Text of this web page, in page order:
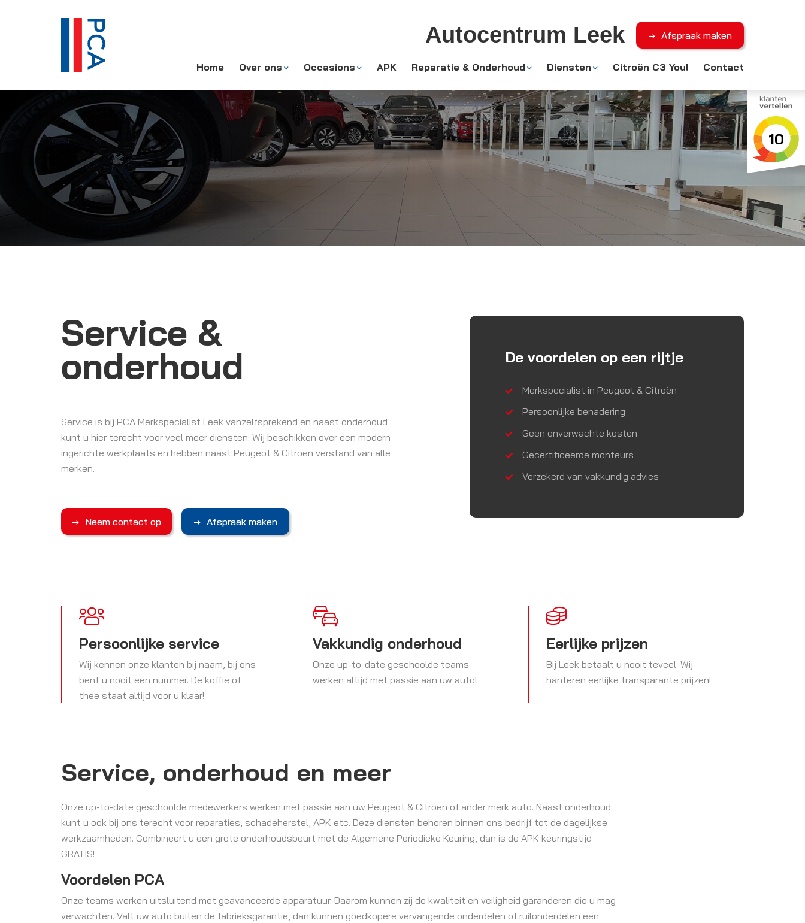
Autocentrum Leek Afspraak maken
Home Over ons Occasions APK Reparatie & Onderhoud Diensten Citroën C3 You! Contact
10
Service &
onderhoud
Service is bij PCA Merkspecialist Leek vanzelfsprekend en naast onderhoud
kunt u hier terecht voor veel meer diensten. Wij beschikken over een modern
ingerichte werkplaats en hebben naast Peugeot & Citroën verstand van alle
merken.
Neem contact op Afspraak maken
De voordelen op een rijtje
Merkspecialist in Peugeot & Citroën
Persoonlijke benadering
Geen onverwachte kosten
Gecertificeerde monteurs
Verzekerd van vakkundig advies
Persoonlijke service
Wij kennen onze klanten bij naam, bij ons
bent u nooit een nummer. De koffie of
thee staat altijd voor u klaar!
Vakkundig onderhoud
Onze up-to-date geschoolde teams
werken altijd met passie aan uw auto!
Eerlijke prijzen
Bij Leek betaalt u nooit teveel. Wij
hanteren eerlijke transparante prijzen!
Service, onderhoud en meer
Onze up-to-date geschoolde medewerkers werken met passie aan uw Peugeot & Citroën of ander merk auto. Naast onderhoud
kunt u ook bij ons terecht voor reparaties, schadeherstel, APK etc. Deze diensten behoren binnen ons bedrijf tot de dagelijkse
werkzaamheden. Combineert u een grote onderhoudsbeurt met de Algemene Periodieke Keuring, dan is de APK keuringstijd
GRATIS!
Voordelen PCA
Onze teams werken uitsluitend met geavanceerde apparatuur. Daarom kunnen zij de kwaliteit en veiligheid garanderen die u mag
verwachten. Valt uw auto buiten de fabrieksgarantie, dan kunnen goedkopere vervangende onderdelen of ruilonderdelen een